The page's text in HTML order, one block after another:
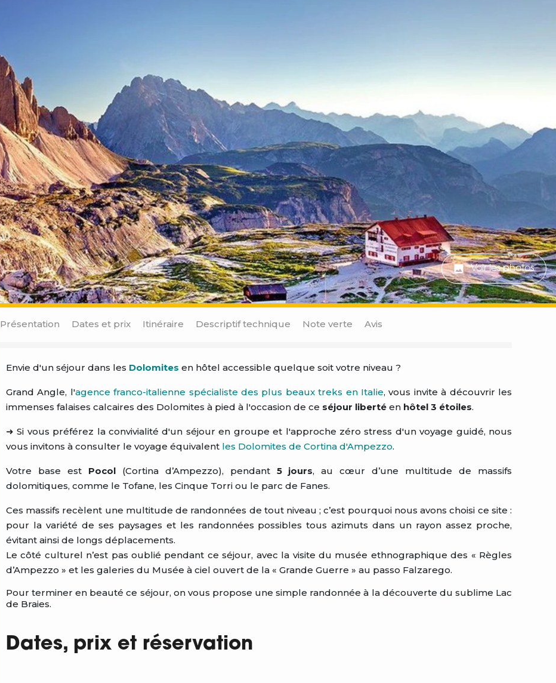
Voir les photos
Présentation Dates et prix Itinéraire Descriptif technique Note verte Avis
Envie d'un séjour dans les Dolomites en hôtel accessible quelque soit votre niveau ?
Grand Angle, l'agence franco-italienne spécialiste des plus beaux treks en Italie, vous invite à découvrir les
immenses falaises calcaires des Dolomites à pied à l'occasion de ce séjour liberté en hôtel 3 étoiles.
➜ Si vous préférez la convivialité d'un séjour en groupe et l'approche zéro stress d'un voyage guidé, nous
vous invitons à consulter le voyage équivalent les Dolomites de Cortina d'Ampezzo.
Votre base est Pocol(Cortina d’Ampezzo), pendant 5 jours, au cœur d’une multitude de massifs
dolomitiques, comme le Tofane, les Cinque Torri ou le parc de Fanes.
Ces massifs recèlent une multitude de randonnées de tout niveau ; c’est pourquoi nous avons choisi ce site :
pour la variété de ses paysages et les randonnées possibles tous azimuts dans un rayon assez proche,
évitant ainsi de longs déplacements.
Le côté culturel n’est pas oublié pendant ce séjour, avec la visite du musée ethnographique des « Règles
d’Ampezzo » et les galeries du Musée à ciel ouvert de la « Grande Guerre » au passo Falzarego.
Pour terminer en beauté ce séjour, on vous propose une simple randonnée à la découverte du sublime Lac
de Braies.
Dates, prix et réservation